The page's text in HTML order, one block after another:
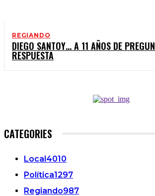
REGIANDO
DIEGO SANTOY… A 11 AÑOS DE
RESPUESTA
CATEGORIES
Local4010
Política1297
Regiando987